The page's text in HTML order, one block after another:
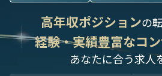
高年収ポジションの
経験・実績豊富なコ
あなたに合う求人